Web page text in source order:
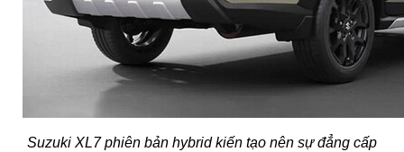
Suzuki XL7 phiên bản hybrid kiến tạo nên sự đẳng cấp